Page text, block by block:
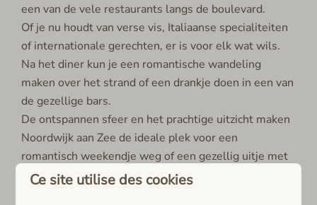
een van de vele restaurants langs de boulevard.
Of je nu houdt van verse vis, Italiaanse specialiteiten
of internationale gerechten, er is voor elk wat wils.
Na het diner kun je een romantische wandeling
maken over het strand of een drankje doen in een van
de gezellige bars.
De ontspannen sfeer en het prachtige uitzicht maken
Noordwijk aan Zee de ideale plek voor een
romantisch weekendje weg of een gezellig uitje met
vrienden of familie.
Ce site utilise des cookies